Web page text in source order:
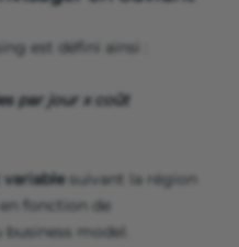
est défini ainsi :
par jour x coût
variablesuivant la région
fonction de
model.